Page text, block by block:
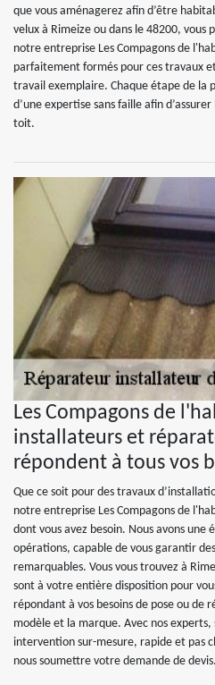
que vous aménagerez afin d’être
velux à Rimeize ou dans le 48200, vous
notre entreprise Les Compagons de
parfaitement formés pour ces travaux
travail exemplaire. Chaque étape de la
d’une expertise sans faille afin
toit.
Les Compagons de
installateurs et
répondent à tous vos
Que ce soit pour des travaux
notre entreprise Les Compagons de
dont vous avez besoin. Nous avons une
opérations, capable de vous garantir
remarquables. Vous vous trouvez à
sont à votre entière disposition pour
répondant à vos besoins de pose ou de
modèle et la marque. Avec nos
intervention sur-mesure, rapide et pas
nous soumettre votre demande de devis.